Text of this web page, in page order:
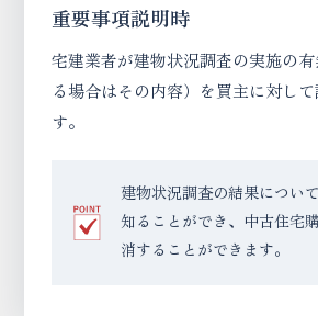
重要事項説明時
宅建業者が建物状況調査の実施の
る場合はその内容）を買主に対し
す。
建物状況調査の結果につい
知ることができ、中古住宅
消することができます。